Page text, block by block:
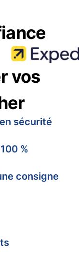
vos
sécurité
%
consigne